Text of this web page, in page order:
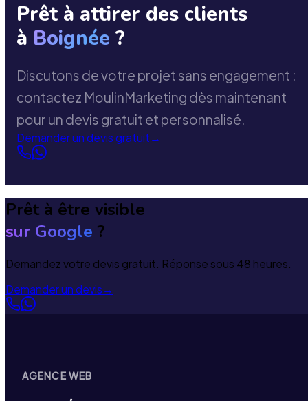
Prêt à attirer des clients
à Boignée ?
Discutons de votre projet sans engagement :
contactez MoulinMarketing dès maintenant
pour un devis gratuit et personnalisé.
Demander un devis gratuit→
Prêt à être visible
sur Google ?
Demandez votre devis gratuit. Réponse sous 48 heures.
Demander un devis→
AGENCE WEB